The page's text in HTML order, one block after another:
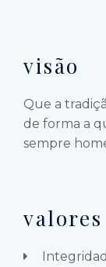
visão
Que a
de forma a
sempre
valores